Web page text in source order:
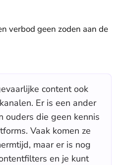
verbod geen zoden aan de
content ook
Er is een ander
ouders die geen kennis
Vaak komen ze
maar er is nog
en je kunt